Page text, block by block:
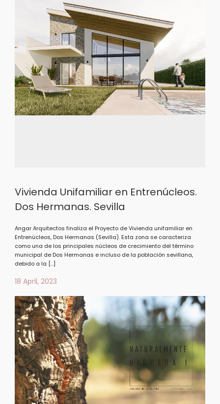
Vivienda Unifamiliar en Entrenúcleos.
Dos Hermanas. Sevilla
Angar Arquitectos finaliza el Proyecto de Vivienda unifamiliar en
Entrenúcleos, Dos Hermanas (Sevilla). Esta zona se caracteriza
como una de los principales núcleos de crecimiento del término
municipal de Dos Hermanas e incluso de la población sevillana,
debido a la […]
18 April, 2023